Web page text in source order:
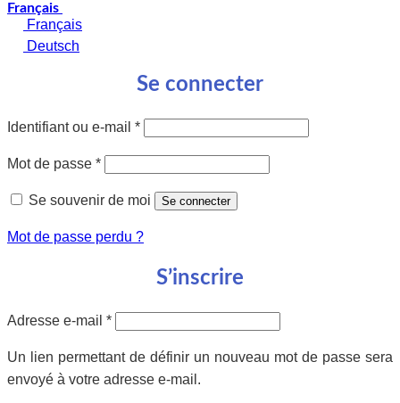
Français
Français
Deutsch
Se connecter
Identifiant ou e-mail *Obligatoire
Mot de passe *Obligatoire
Se souvenir de moi Se connecter
Mot de passe perdu ?
S’inscrire
Adresse e-mail *Obligatoire
Un lien permettant de définir un nouveau mot de passe sera
envoyé à votre adresse e-mail.